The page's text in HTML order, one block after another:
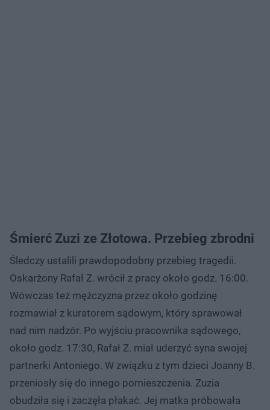
Śmierć Zuzi ze Złotowa. Przebieg zbrodni
Śledczy ustalili prawdopodobny przebieg tragedii.
Oskarżony Rafał Z. wrócił z pracy około godz. 16:00.
Wówczas też mężczyzna przez około godzinę
rozmawiał z kuratorem sądowym, który sprawował
nad nim nadzór. Po wyjściu pracownika sądowego,
około godz. 17:30, Rafał Z. miał uderzyć syna swojej
partnerki Antoniego. W związku z tym dzieci Joanny B.
przeniosły się do innego pomieszczenia. Zuzia
obudziła się i zaczęła płakać. Jej matka próbowała